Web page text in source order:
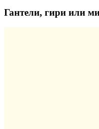
Гантели, гири или